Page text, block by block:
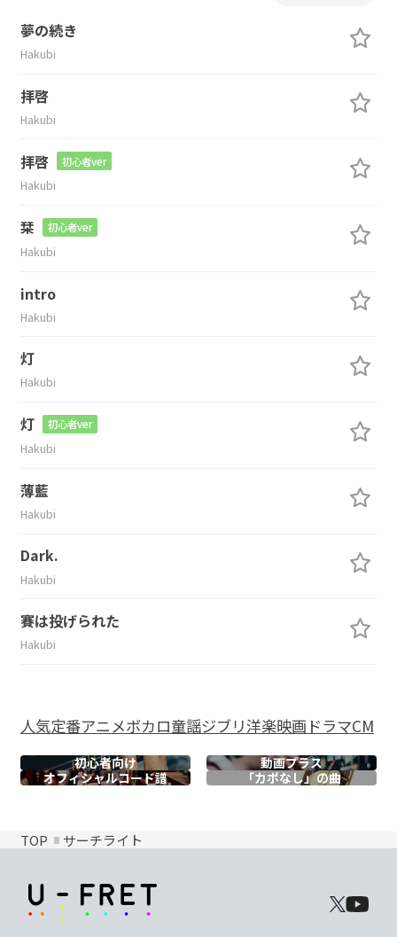
夢の続き
Hakubi
拝啓
Hakubi
拝啓 初心者ver
Hakubi
栞 初心者ver
Hakubi
intro
Hakubi
灯
Hakubi
灯 初心者ver
Hakubi
薄藍
Hakubi
Dark.
Hakubi
賽は投げられた
Hakubi
人気定番アニメボカロ童謡ジブリ洋楽映画ドラマCM
初心者向け
動画プラス
オフィシャルコード譜 「カポなし」の曲
TOP サーチライト